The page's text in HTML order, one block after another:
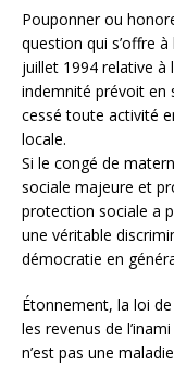
Pouponner ou
question qui s’offre
juillet 1994 relative à
indemnité prévoit en
cessé toute activité
locale.
Si le congé de
sociale majeure et
protection sociale a
une véritable
démocratie en
Étonnement, la loi
les revenus de
n’est pas une